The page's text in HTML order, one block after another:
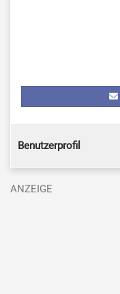
Benutzerprofil